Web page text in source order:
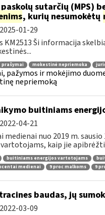
sutarčių (MPS)
, kurių nesumokėtų
2025-01-29
KM2513 Ši informacija
prašymai mokestinė nepriemoka
pažymos ir mokėjimo
nepriemoką
buitiniams
2022-04-21
medienai nuo 2019 m.
kaip jie apibrėžti
buitiniams energijos vartotojams
medienai 9 proc malkoms 9
baudas, jų
2022-03-09